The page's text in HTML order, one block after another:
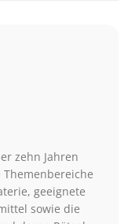
zehn Jahren
geeignete
sowie die